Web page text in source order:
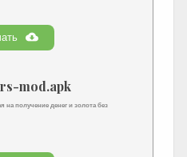
mod.apk
получение денег и золота без